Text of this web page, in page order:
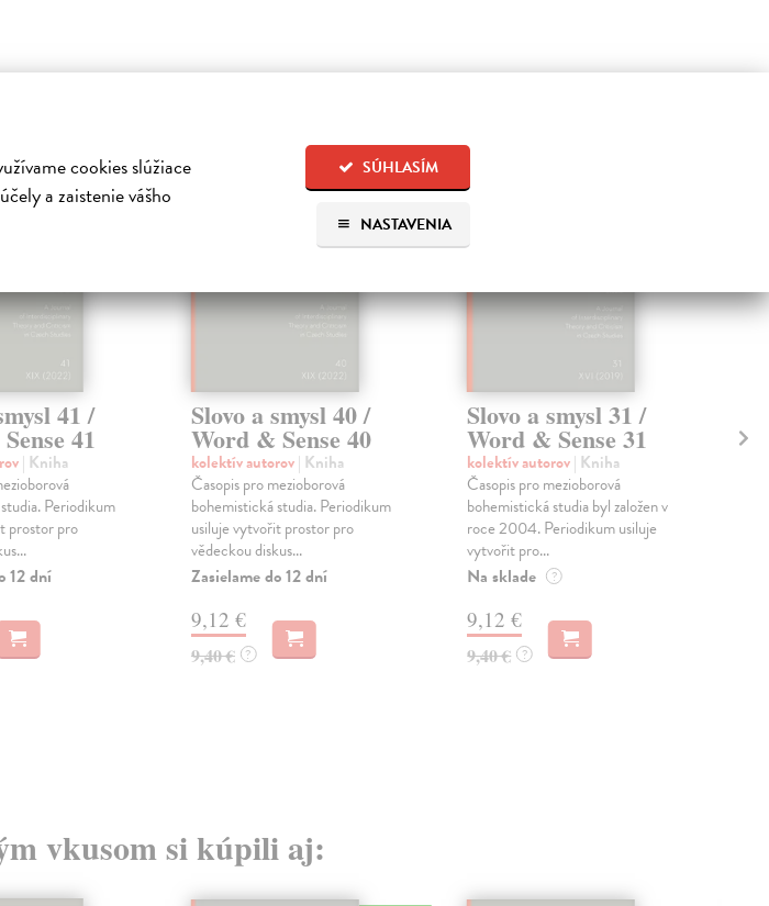
cookies slúžiace
a zaistenie vášho
SÚHLASÍM
NASTAVENIA
41 /
41
| Kniha
Periodikum
prostor pro
12 dní
Slovo a smysl 40 /
Word & Sense 40
kolektív autorov| Kniha
Časopis pro mezioborová
bohemistická studia. Periodikum
usiluje vytvořit prostor pro
vědeckou diskus...
Zasielame do 12 dní
9,12 €
9,40 € ?
Slovo a smysl 31 /
Word & Sense 31
kolektív autorov| Kniha
Časopis pro mezioborová
bohemistická studia byl založen v
roce 2004. Periodikum usiluje
vytvořit pro...
Na sklade ?
9,12 €
9,40 € ?
vkusom si kúpili aj: